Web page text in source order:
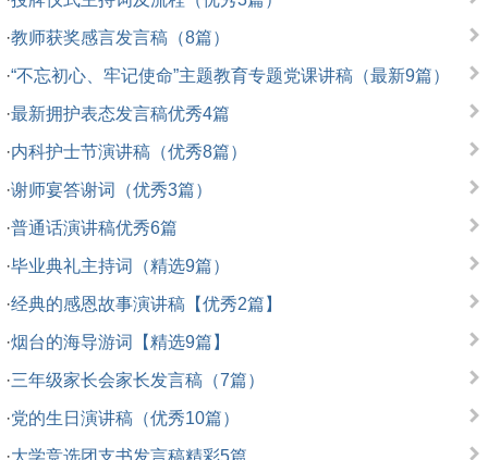
·教师获奖感言发言稿（8篇）
·“不忘初心、牢记使命”主题教育专题党课讲稿（最新9篇）
·最新拥护表态发言稿优秀4篇
·内科护士节演讲稿（优秀8篇）
·谢师宴答谢词（优秀3篇）
·普通话演讲稿优秀6篇
·毕业典礼主持词（精选9篇）
·经典的感恩故事演讲稿【优秀2篇】
·烟台的海导游词【精选9篇】
·三年级家长会家长发言稿（7篇）
·党的生日演讲稿（优秀10篇）
·大学竞选团支书发言稿精彩5篇